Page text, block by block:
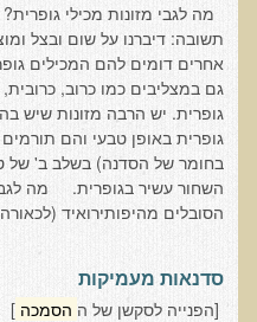
שאלון DASS
שאלון נוירוביהוויוראלי
שאלון מערכת התריס
שאלון אלרגיות למזון
שאלון אוטואימוני
מה לגבי מזונות מכילי גופרית?
תשובה: דיברנו על שום ובצל
אחרים דומים להם המכילים
גם במצליבים כמו כרוב,
גופרית. יש הרבה מזונות שיש
גופרית באופן טבעי והם
בחומר של הסדנה) בשלב ב' של
השחור עשיר בגופרית. מה
הסובלים מהיפותירואיד
סדנאות מעמיקות
[הפנייה לסקשן של ה הסמכה ]